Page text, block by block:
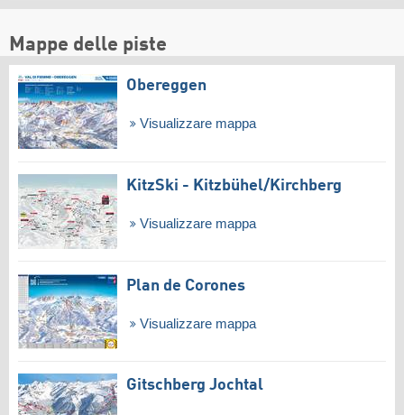
Mappe delle piste
Obereggen
Visualizzare mappa
KitzSki - Kitzbühel/​Kirchberg
Visualizzare mappa
Plan de Corones
Visualizzare mappa
Gitschberg Jochtal